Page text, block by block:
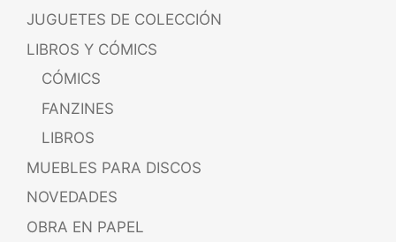
JUGUETES DE COLECCIÓN
LIBROS Y CÓMICS
CÓMICS
FANZINES
LIBROS
MUEBLES PARA DISCOS
NOVEDADES
OBRA EN PAPEL